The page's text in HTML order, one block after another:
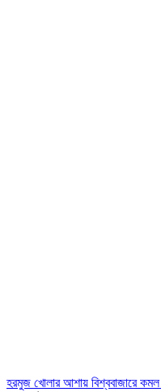
হরমুজ খোলার আশায় বিশ্ববাজারে কমল